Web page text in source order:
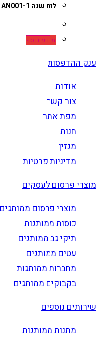
לוח שנה AN001-1
מידע נוסף
ענק ההדפסות
אודות
צור קשר
מפת אתר
חנות
מגזין
מדיניות פרטיות
מוצרי פרסום לעסקים
מוצרי פרסום ממותגים
כוסות ממותגות
תיקי גב ממותגים
עטים ממותגים
מחברות ממותגות
בקבוקים ממותגים
שירותים נוספים
מתנות ממותגות